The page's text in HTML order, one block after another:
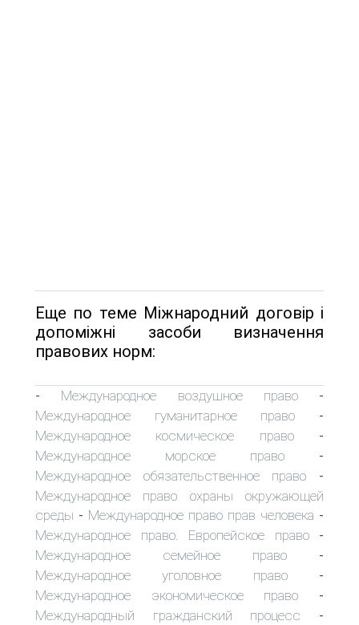
Еще по теме Міжнародний договір і
допоміжні засоби визначення
правових норм:
- Международное воздушное право-
Международное гуманитарное право -
Международное космическое право-
Международное морское право -
Международное обязательственное право -
Международное право охраны окружающей
среды - Международное право прав человека -
Международное право. Европейское право-
Международное семейное право -
Международное уголовное право-
Международное экономическое право -
Международный гражданский процесс -